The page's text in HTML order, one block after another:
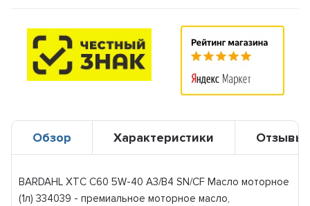
Обзор Характеристики Отзывы
BARDAHL XTC C60 5W-40 A3/B4 SN/CF Масло моторное
(1л) 334039 - премиальное моторное масло,